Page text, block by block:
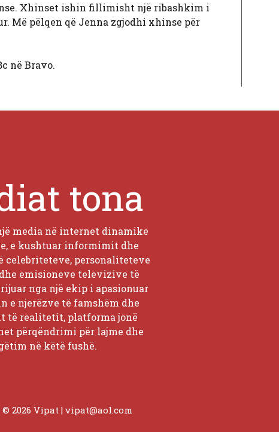
Xhinset ishin fillimisht një ribashkim i
Më pëlqen që Jenna zgjodhi xhinse për
në Bravo.
tona
media në internet dinamike
e kushtuar informimit dhe
personaliteteve
emisioneve televizive të
nga një ekip i apasionuar
e njerëzve të famshëm dhe
të realitetit, platforma jonë
përqëndrimi për lajme dhe
në këtë fushë.
2026 Vipat | vipat@aol.com